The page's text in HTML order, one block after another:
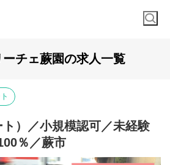
チェ蕨園の求人一覧
）／小規模認可／未経験
％／蕨市